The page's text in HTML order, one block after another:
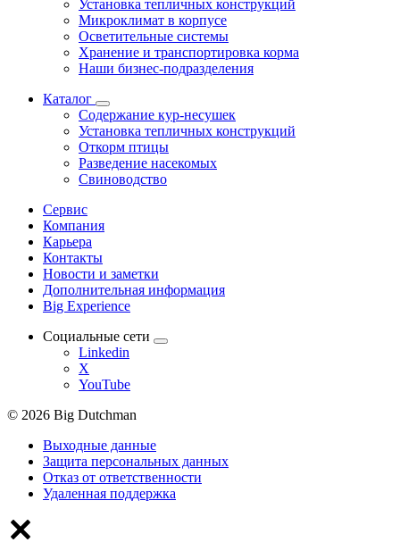
Установка тепличных конструкций
Микроклимат в корпусе
Осветительные системы
Хранение и транспортировка корма
Наши бизнес-подразделения
Каталог
Содержание кур-несушек
Установка тепличных конструкций
Откорм птицы
Разведение насекомых
Свиноводство
Сервис
Компания
Карьера
Контакты
Новости и заметки
Дополнительная информация
Big Experience
Социальные сети
Linkedin
X
YouTube
© 2026 Big Dutchman
Выходные данные
Защита персональных данных
Отказ от ответственности
Удаленная поддержка